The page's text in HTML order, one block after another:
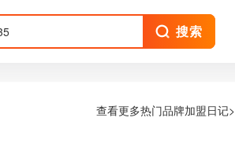
搜索
查看更多热门品牌加盟日记>